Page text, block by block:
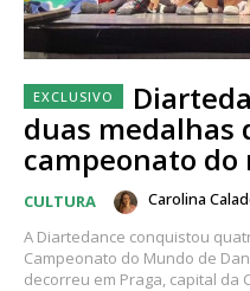
duas medalhas
campeonato do
CULTURA Carolina
A Diartedance conquistou
Campeonato do Mundo de
decorreu em Praga, capital da